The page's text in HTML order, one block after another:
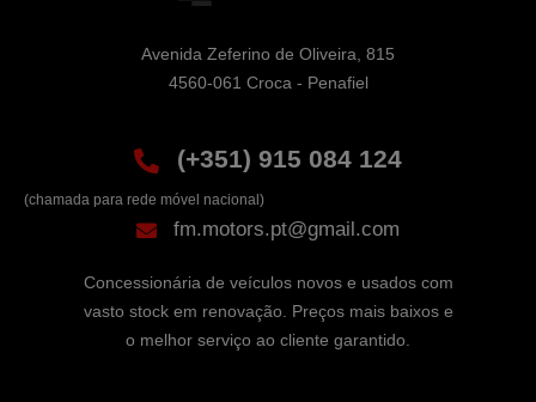
Avenida Zeferino de Oliveira, 815
4560-061 Croca - Penafiel
(+351) 915 084 124
(chamada para rede móvel nacional)
fm.motors.pt@gmail.com
Concessionária de veículos novos e usados com
vasto stock em renovação. Preços mais baixos e
o melhor serviço ao cliente garantido.